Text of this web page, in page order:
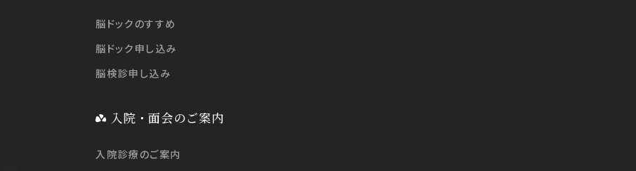
脳ドックのすすめ
脳ドック申し込み
脳検診申し込み
入院・面会のご案内
入院診療のご案内